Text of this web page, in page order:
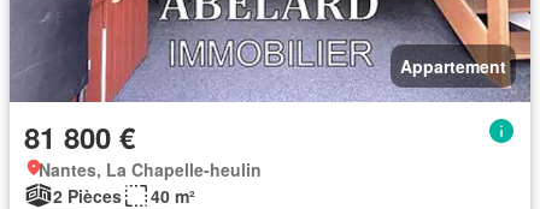
Appartement
81 800 €
Nantes, La Chapelle-heulin
2 Pièces
40 m²